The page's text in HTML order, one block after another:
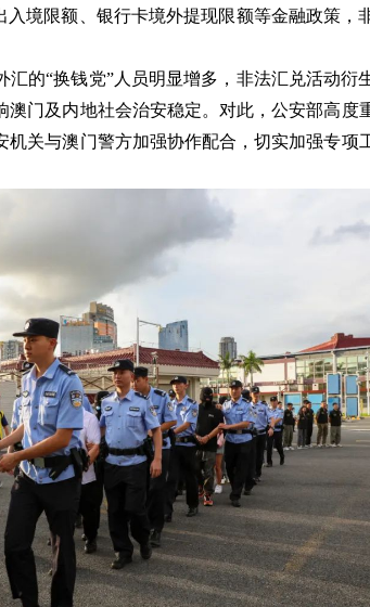
境限额、银行卡境外提现限额等金融政策，
“换钱党”人员明显增多，非法汇兑活动衍
门及内地社会治安稳定。对此，公安部高度
关与澳门警方加强协作配合，切实加强专项